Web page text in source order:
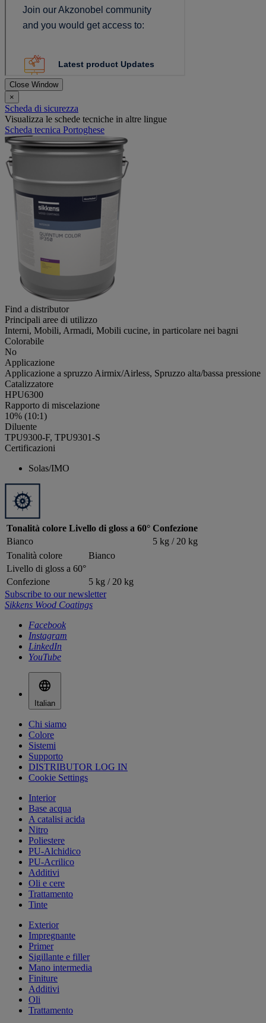
Close Window
×
Scheda di sicurezza
Visualizza le schede tecniche in altre lingue
Scheda tecnica Portoghese
Find a distributor
Principali aree di utilizzo
Interni, Mobili, Armadi, Mobili cucine, in particolare nei bagni
Colorabile
No
Applicazione
Applicazione a spruzzo Airmix/Airless, Spruzzo alta/bassa pressione
Catalizzatore
HPU6300
Rapporto di miscelazione
10% (10:1)
Diluente
TPU9300-F, TPU9301-S
Certificazioni
Solas/IMO
Tonalità colore Livello di gloss a 60° Confezione
Bianco
5 kg / 20 kg
Tonalità colore
Bianco
Livello di gloss a 60°
Confezione
5 kg / 20 kg
Subscribe to our newsletter
Sikkens Wood Coatings
Facebook
Instagram
LinkedIn
YouTube
Italian
Chi siamo
Colore
Sistemi
Supporto
DISTRIBUTOR LOG IN
Cookie Settings
Interior
Base acqua
A catalisi acida
Nitro
Poliestere
PU-Alchidico
PU-Acrilico
Additivi
Oli e cere
Trattamento
Tinte
Exterior
Impregnante
Primer
Sigillante e filler
Mano intermedia
Finiture
Additivi
Oli
Trattamento